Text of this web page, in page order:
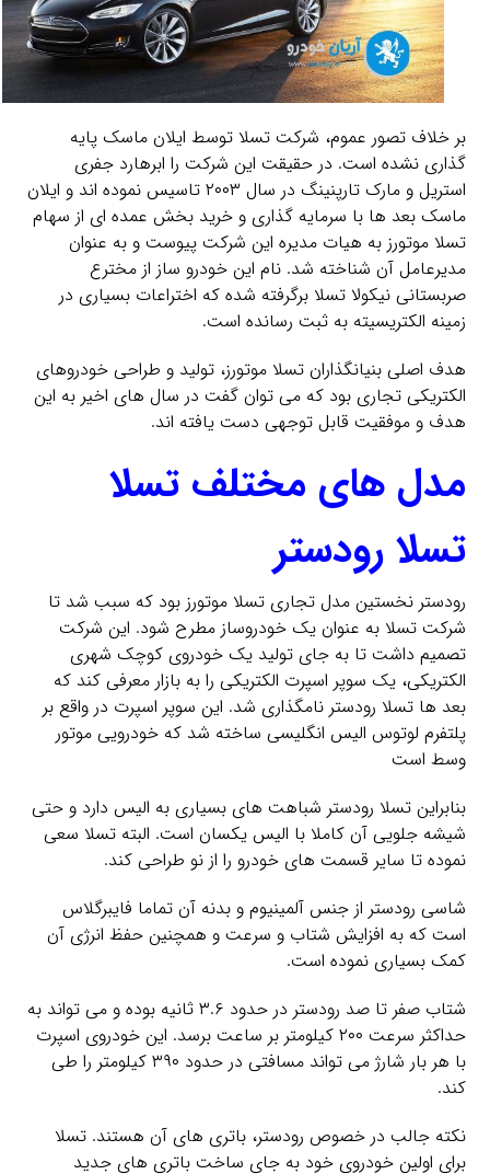
بر خلاف تصور عموم، شرکت تسلا توسط ایلان ماسک پایه
گذاری نشده است. در حقیقت این شرکت را ابرهارد جفری
استریل و مارک تارپنینگ در سال ۲۰۰۳ تاسیس نموده اند و ایلان
ماسک بعد ها با سرمایه گذاری و خرید بخش عمده ای از سهام
تسلا موتورز به هیات مدیره این شرکت پیوست و به عنوان
مدیرعامل آن شناخته شد. نام این خودرو ساز از مخترع
صربستانی نیکولا تسلا برگرفته شده که اختراعات بسیاری در
زمینه الکتریسیته به ثبت رسانده است.
هدف اصلی بنیانگذاران تسلا موتورز، تولید و طراحی خودروهای
الکتریکی تجاری بود که می توان گفت در سال های اخیر به این
هدف و موفقیت قابل توجهی دست یافته اند.
مدل های مختلف تسلا
تسلا رودستر
رودستر نخستین مدل تجاری تسلا موتورز بود که سبب شد تا
شرکت تسلا به عنوان یک خودروساز مطرح شود. این شرکت
تصمیم داشت تا به جای تولید یک خودروی کوچک شهری
الکتریکی، یک سوپر اسپرت الکتریکی را به بازار معرفی کند که
بعد ها تسلا رودستر نامگذاری شد. این سوپر اسپرت در واقع بر
پلتفرم لوتوس الیس انگلیسی ساخته شد که خودرویی موتور
وسط است
بنابراین تسلا رودستر شباهت های بسیاری به الیس دارد و حتی
شیشه جلویی آن کاملا با الیس یکسان است. البته تسلا سعی
نموده تا سایر قسمت های خودرو را از نو طراحی کند.
شاسی رودستر از جنس آلمینیوم و بدنه آن تماما فایبرگلاس
است که به افزایش شتاب و سرعت و همچنین حفظ انرژی آن
کمک بسیاری نموده است.
شتاب صفر تا صد رودستر در حدود ۳.۶ ثانیه بوده و می تواند به
حداکثر سرعت ۲۰۰ کیلومتر بر ساعت برسد. این خودروی اسپرت
با هر بار شارژ می تواند مسافتی در حدود ۳۹۰ کیلومتر را طی
کند.
نکته جالب در خصوص رودستر، باتری های آن هستند. تسلا
برای اولین خودروی خود به جای ساخت باتری های جدید